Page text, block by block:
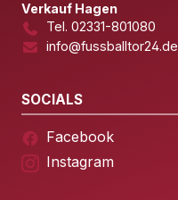
Verkauf Hagen
Tel. 02331-801080
info@fussballtor24.de
SOCIALS
Facebook
Instagram